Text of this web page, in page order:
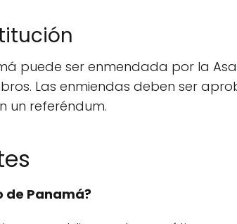
puede ser enmendada por la
Las enmiendas deben ser
un referéndum.
de Panamá?